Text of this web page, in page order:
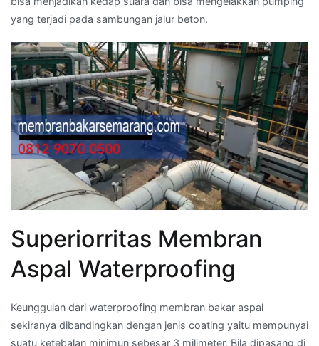
yang terjadi pada sambungan jalur beton.
Superiorritas Membran
Aspal Waterproofing
Keunggulan dari waterproofing membran bakar aspal
sekiranya dibandingkan dengan jenis coating yaitu mempunyai
suatu ketebalan minimun sebesar 3 milimeter. Bila dipasang di